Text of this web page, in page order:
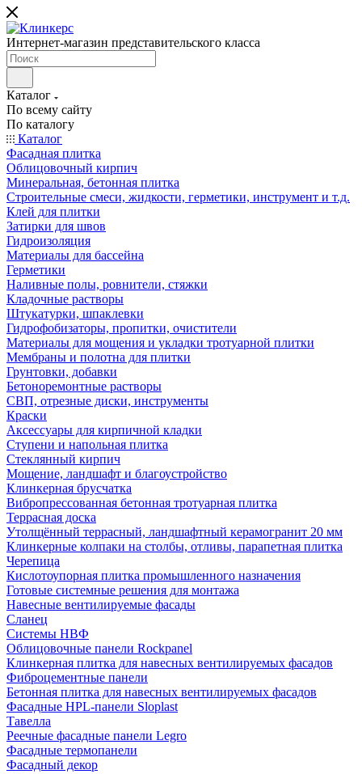
Интернет-магазин представительского класса
Каталог
По всему сайту
По каталогу
Каталог
Фасадная плитка
Облицовочный кирпич
Минеральная, бетонная плитка
Строительные смеси, жидкости, герметики, инструмент и т.д.
Клей для плитки
Затирки для швов
Гидроизоляция
Материалы для бассейна
Герметики
Наливные полы, ровнители, стяжки
Кладочные растворы
Штукатурки, шпаклевки
Гидрофобизаторы, пропитки, очистители
Материалы для мощения и укладки тротуарной плитки
Мембраны и полотна для плитки
Грунтовки, добавки
Бетоноремонтные растворы
СВП, отрезные диски, инструменты
Краски
Аксессуары для кирпичной кладки
Ступени и напольная плитка
Cтеклянный кирпич
Мощение, ландшафт и благоустройство
Клинкерная брусчатка
Вибропрессованная бетонная тротуарная плитка
Террасная доска
Утолщённый террасный, ландшафтный керамогранит 20 мм
Клинкерные колпаки на столбы, отливы, парапетная плитка
Черепица
Кислотоупорная плитка промышленного назначения
Готовые системные решения для монтажа
Навесные вентилируемые фасады
Сланец
Системы НВФ
Облицовочные панели Rockpanel
Клинкерная плитка для навесных вентилируемых фасадов
Фиброцементные панели
Бетонная плитка для навесных вентилируемых фасадов
Фасадные HPL-панели Sloplast
Тавелла
Реечные фасадные панели Legro
Фасадные термопанели
Фасадный декор